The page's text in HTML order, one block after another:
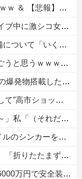
台湾料理屋、遂に値上げ
乱入してしまうｗｗｗｗｗ
ら自分にとっては、打撃よりも守備の方が大事」
思うｗｗｗｗｗ他
「おいウクライナ軍がよく使う機種だぞ」
場も急降下ｗｗｗｗｗｗｗｗ
切なし！海外旅行行きまくるお金はあるのになぜ・・？
しすぎる 韓国はこんな打者がいなのか」「ア...
なのに…JR東日本が示した見解
公用車は3000万円で贅沢！」